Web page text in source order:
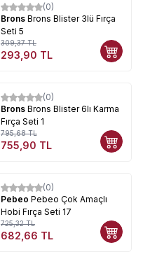
%5
(0)
Brons Brons Blister 3lü Fırça
Seti 5
309,37TL
293,90 TL
%5
(0)
Brons Brons Blister 6lı Karma
Fırça Seti 1
795,68TL
755,90 TL
%6
(0)
Pebeo Pebeo Çok Amaçlı
Hobi Fırça Seti 17
725,32TL
682,66 TL